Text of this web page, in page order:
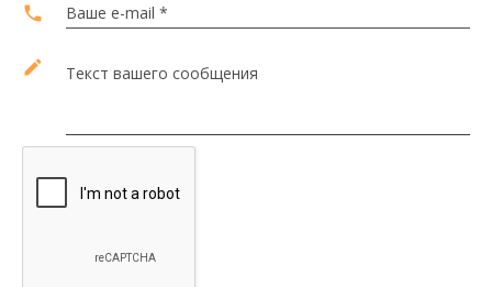
local_phone Ваше e-mail *
edit Текст вашего сообщения